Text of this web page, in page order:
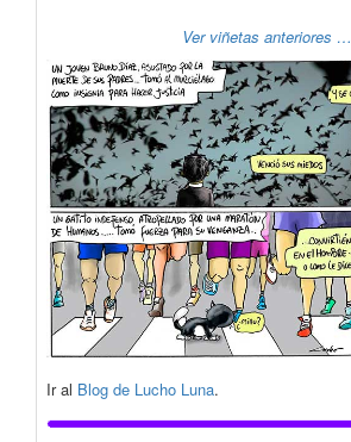
Ver viñetas anteriores …
Ir al Blog de Lucho Luna.